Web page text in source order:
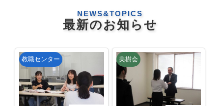
最新のお知らせ
NEWS&TOPICS
教職センター 美樹会